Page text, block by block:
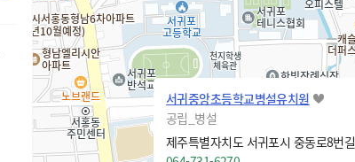
서귀중앙초등학교병설유치원
공립_병설
제주특별자치도 서귀포시 중동로8번